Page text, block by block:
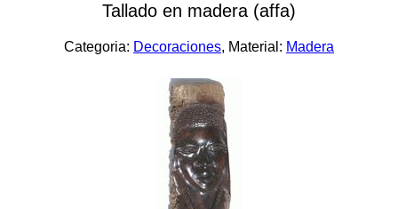
Tallado en madera (affa)
Categoria: Decoraciones, Material: Madera